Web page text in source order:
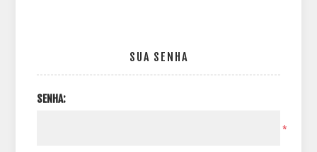
SUA SENHA
SENHA:
*